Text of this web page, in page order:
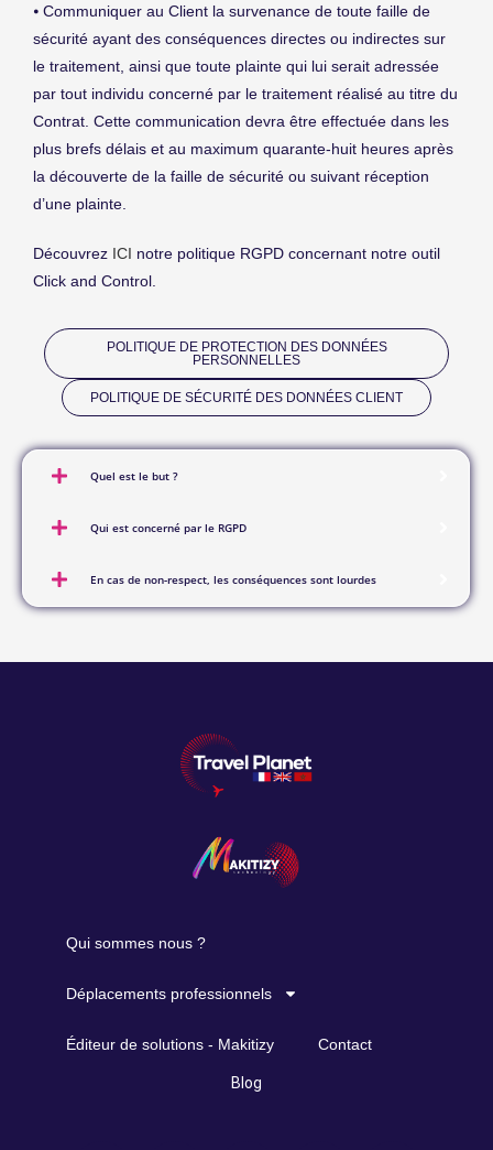
⦁ Communiquer au Client la survenance de toute faille de
sécurité ayant des conséquences directes ou indirectes sur
le traitement, ainsi que toute plainte qui lui serait adressée
par tout individu concerné par le traitement réalisé au titre du
Contrat. Cette communication devra être effectuée dans les
plus brefs délais et au maximum quarante-huit heures après
la découverte de la faille de sécurité ou suivant réception
d’une plainte.
Découvrez ICI notre politique RGPD concernant notre outil
Click and Control.
POLITIQUE DE PROTECTION DES DONNÉES
PERSONNELLES
POLITIQUE DE SÉCURITÉ DES DONNÉES CLIENT
Quel est le but ?
Qui est concerné par le RGPD
En cas de non-respect, les conséquences sont lourdes
Qui sommes nous ?
Déplacements professionnels
Éditeur de solutions - Makitizy Contact
Blog